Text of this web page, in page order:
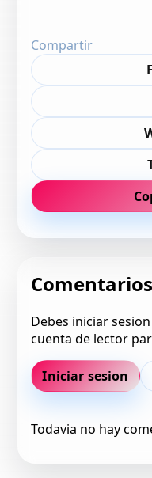
Compartir
Comentarios
Debes iniciar
cuenta de lector
Iniciar sesion
Todavia no hay